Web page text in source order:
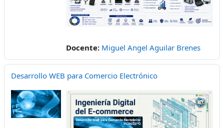
Docente: Miguel Angel Aguilar Brenes
Desarrollo WEB para Comercio Electrónico